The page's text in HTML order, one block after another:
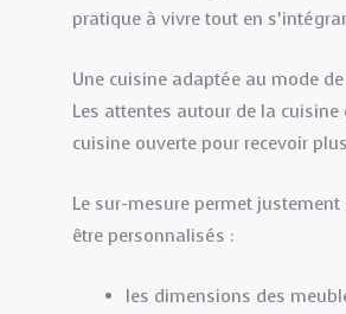
pratique à vivre tout en
Une cuisine adaptée au mode
Les attentes autour de la
cuisine ouverte pour recevoir
Le sur-mesure permet
être personnalisés :
les dimensions des